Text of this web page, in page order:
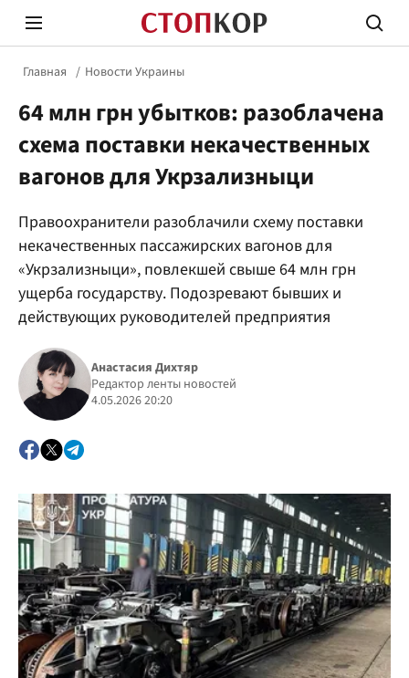
Политика
Главная Новости Украины
64 млн грн убытков: разоблачена
схема поставки некачественных
вагонов для Укрзализныци
Правоохранители разоблачили схему поставки
некачественных пассажирских вагонов для
«Укрзализныци», повлекшей свыше 64 млн грн
ущерба государству. Подозревают бывших и
действующих руководителей предприятия
Анастасия Дихтяр
Редактор ленты новостей
4.05.2026 20:20